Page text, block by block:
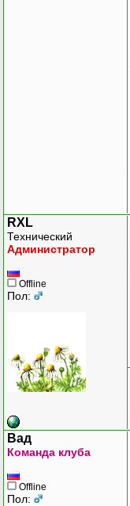
RXL
Технический
Администратор
Offline
Пол:
Вад
Команда клуба
Offline
Пол: